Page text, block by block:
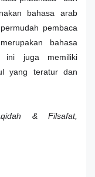
bahasa arab
pembaca
bahasa
ini juga memiliki
yang teratur dan
& Filsafat,